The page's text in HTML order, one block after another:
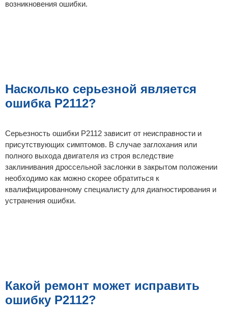
возникновения ошибки.
Насколько серьезной является
ошибка P2112?
Серьезность ошибки P2112 зависит от неисправности и
присутствующих симптомов. В случае заглохания или
полного выхода двигателя из строя вследствие
заклинивания дроссельной заслонки в закрытом положении
необходимо как можно скорее обратиться к
квалифицированному специалисту для диагностирования и
устранения ошибки.
Какой ремонт может исправить
ошибку P2112?